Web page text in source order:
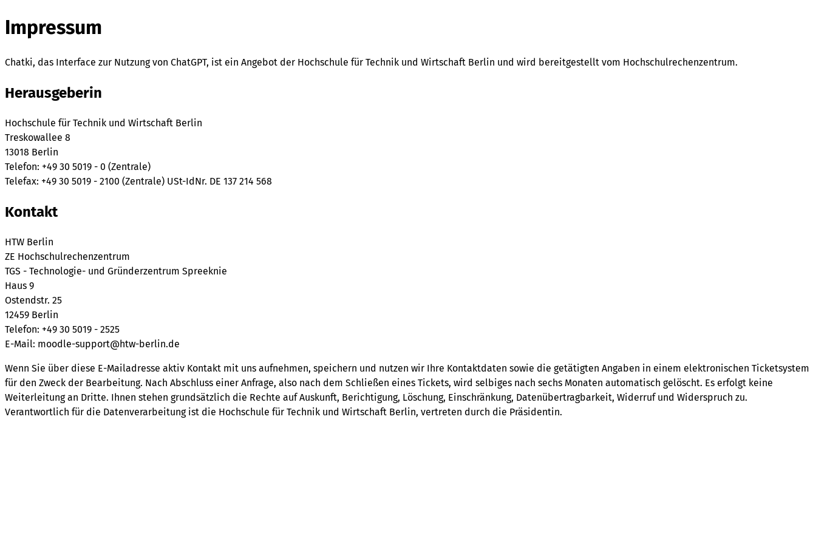
Impressum
Chatki, das Interface zur Nutzung von ChatGPT, ist ein Angebot der Hochschule für Technik und Wirtschaft Berlin und wird bereitgestellt vom Hochschulrechenzentrum.
Herausgeberin
Hochschule für Technik und Wirtschaft Berlin
Treskowallee 8
13018 Berlin
Telefon: +49 30 5019 - 0 (Zentrale)
Telefax: +49 30 5019 - 2100 (Zentrale) USt-IdNr. DE 137 214 568
Kontakt
HTW Berlin
ZE Hochschulrechenzentrum
TGS - Technologie- und Gründerzentrum Spreeknie
Haus 9
Ostendstr. 25
12459 Berlin
Telefon: +49 30 5019 - 2525
E-Mail: moodle-support@htw-berlin.de
Wenn Sie über diese E-Mailadresse aktiv Kontakt mit uns aufnehmen, speichern und nutzen wir Ihre Kontaktdaten sowie die getätigten Angaben in einem elektronischen Ticketsystem
für den Zweck der Bearbeitung. Nach Abschluss einer Anfrage, also nach dem Schließen eines Tickets, wird selbiges nach sechs Monaten automatisch gelöscht. Es erfolgt keine
Weiterleitung an Dritte. Ihnen stehen grundsätzlich die Rechte auf Auskunft, Berichtigung, Löschung, Einschränkung, Datenübertragbarkeit, Widerruf und Widerspruch zu.
Verantwortlich für die Datenverarbeitung ist die Hochschule für Technik und Wirtschaft Berlin, vertreten durch die Präsidentin.